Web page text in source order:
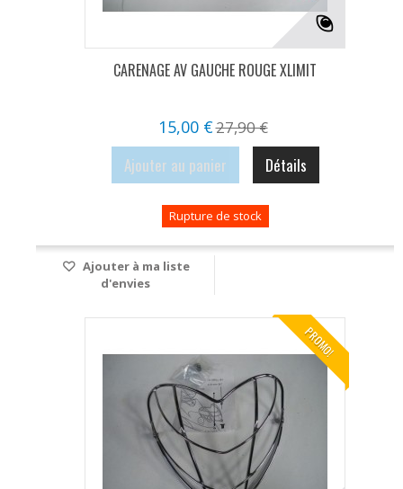
CARENAGE AV GAUCHE ROUGE XLIMIT
15,00 €27,90 €
Ajouter au panier Détails
Rupture de stock
Ajouter à ma liste
d'envies
PROMO!